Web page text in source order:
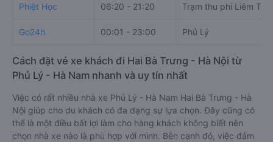
Phiệt Học 06:20 - 21:20 Trạm thu phí Liêm
Go24h 00:01 - 23:00 Phủ Lý
Cách đặt vé xe khách đi Hai Bà Trưng - Hà Nội từ
Phủ Lý - Hà Nam nhanh và uy tín nhất
Việc có rất nhiều nhà xe Phủ Lý - Hà Nam Hai Bà Trưng - Hà
Nội giúp cho du khách có đa dạng sự lựa chọn. Đây cũng có
thể là một điều bất lợi làm cho hàng khách không biết nên
chọn nhà xe nào là phù hợp với mình. Bên cạnh đó, việc đảm